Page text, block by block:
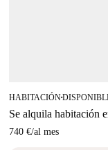
HABITACIÓN■
Se alquila habitación
740 €/al mes